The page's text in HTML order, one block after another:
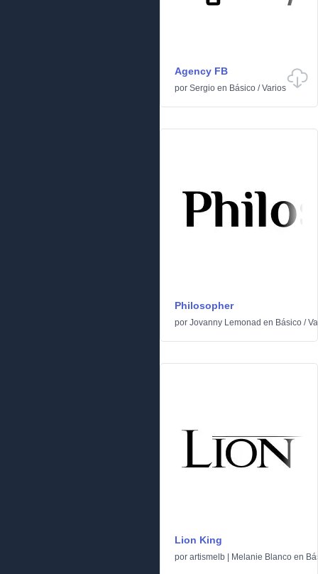
Agency FB
por Sergio en Básico /Varios
Philosopher
por Jovanny Lemonad en Básico /
Lion King
por artismelb | Melanie Blanco en